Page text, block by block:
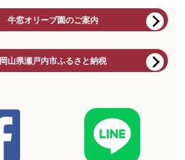
牛窓オリーブ園のご案内
岡山県瀬戸内市ふるさと納税